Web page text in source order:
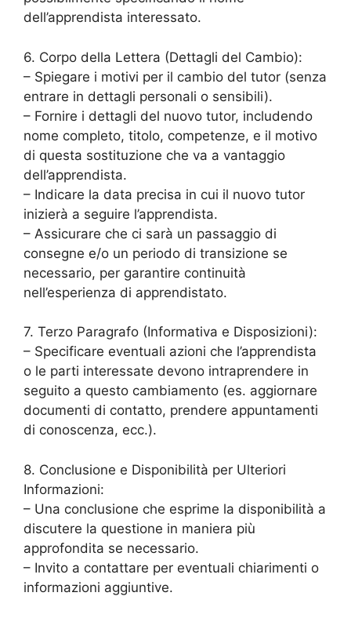
dell’apprendista interessato.
6. Corpo della Lettera (Dettagli del Cambio):
– Spiegare i motivi per il cambio del tutor (senza
entrare in dettagli personali o sensibili).
– Fornire i dettagli del nuovo tutor, includendo
nome completo, titolo, competenze, e il motivo
di questa sostituzione che va a vantaggio
dell’apprendista.
– Indicare la data precisa in cui il nuovo tutor
inizierà a seguire l’apprendista.
– Assicurare che ci sarà un passaggio di
consegne e/o un periodo di transizione se
necessario, per garantire continuità
nell’esperienza di apprendistato.
7. Terzo Paragrafo (Informativa e Disposizioni):
– Specificare eventuali azioni che l’apprendista
o le parti interessate devono intraprendere in
seguito a questo cambiamento (es. aggiornare
documenti di contatto, prendere appuntamenti
di conoscenza, ecc.).
8. Conclusione e Disponibilità per Ulteriori
Informazioni:
– Una conclusione che esprime la disponibilità a
discutere la questione in maniera più
approfondita se necessario.
– Invito a contattare per eventuali chiarimenti o
informazioni aggiuntive.